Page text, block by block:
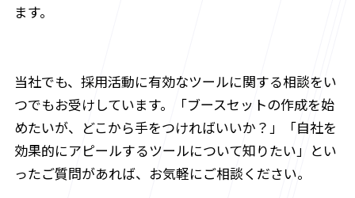
ます。
当社でも、採用活動に有効なツールに関する相談をい
つでもお受けしています。「ブースセットの作成を始
めたいが、どこから手をつければいいか？」「自社を
効果的にアピールするツールについて知りたい」とい
ったご質問があれば、お気軽にご相談ください。